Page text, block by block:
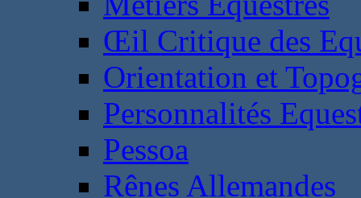
Œil Critique des
Orientation et
Personnalités
Pessoa
Rênes Allemandes